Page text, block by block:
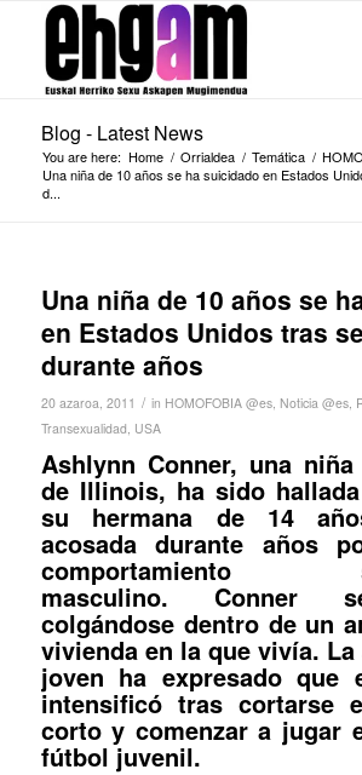
Blog - Latest News
You are here: Home / Orrialdea / Temática /
Una niña de 10 años se ha suicidado en Estados
d...
Una niña de 10 años se
en Estados Unidos tras
durante años
20 azaroa, 2011 / in HOMOFOBIA @es, Noticia @es,
Transexualidad, USA
Ashlynn Conner, una
de Illinois, ha sido
su hermana de 14
acosada durante años
comportamiento
masculino. Conner
colgándose dentro de un
vivienda en la que vivía.
joven ha expresado que
intensificó tras cortarse
corto y comenzar a jugar
fútbol juvenil.